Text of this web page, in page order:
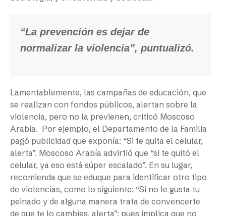
“La prevención es dejar de
normalizar la violencia”, puntualizó.
Lamentablemente, las campañas de educación, que
se realizan con fondos públicos, alertan sobre la
violencia, pero no la previenen, criticó Moscoso
Arabía. Por ejemplo, el Departamento de la Familia
pagó publicidad que exponía: “Si te quita el celular,
alerta”. Moscoso Arabía advirtió que “si te quitó el
celular, ya eso está súper escalado”. En su lugar,
recomienda que se eduque para identificar otro tipo
de violencias, como lo siguiente: “Si no le gusta tu
peinado y de alguna manera trata de convencerte
de que te lo cambies, alerta”; pues implica que no